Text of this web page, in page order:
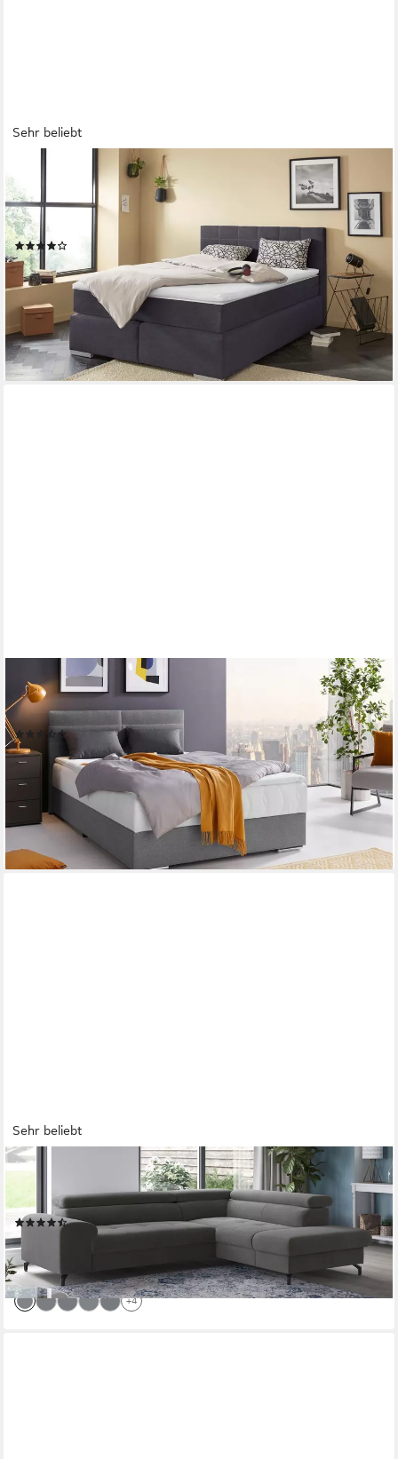
Sehr beliebt
Boxspringbett Simba erhältlich in verschiedenen Breiten, Farben
und Härtegraden, im Bezugsstoff: Karo, über 1500 positive
Bewertungen!
ab 649,99 € 1.524,00 €
-57%
lieferbar - in 2-3 Werktagen bei dir
Boxbett Tom mit Bettkasten, Topper und Zierkissen, Bestseller,
Unser Dauertiefpreis
(597)
ab 599,99 € UVP1.399,99 €
lieferbar - in 2-3 Werktagen bei dir
Sehr beliebt
COTTA
Ecksofa Aura L-Form, B: 260 cm, mit Schlaffunktion, Bettkasten
& Kopfteilverstellung
(24)
ab 899,99 €
-61%
lieferbar in 2 Wochen
+4